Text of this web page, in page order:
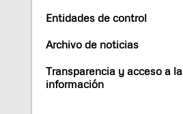
Entidades de control
Archivo de noticias
Transparencia y acceso a la
información